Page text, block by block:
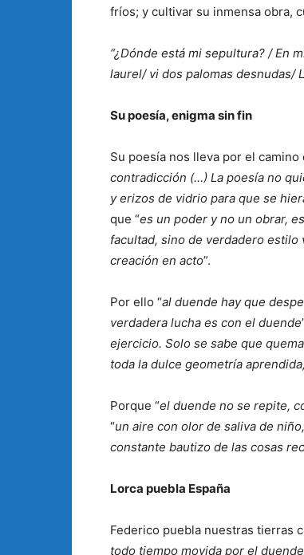
fríos; y cultivar su inmensa obra,
“¿Dónde está mi sepultura? / En
laurel/ vi dos palomas desnudas/
Su poesía, enigma sin fin
Su poesía nos lleva por el
contradicción (…) La poesía no
y erizos de vidrio para que se
que “es un poder y no un obrar,
facultad, sino de verdadero estilo
creación en acto”.
Por ello “al duende hay que
verdadera lucha es con el duende
ejercicio. Solo se sabe que
toda la dulce geometría
Porque “el duende no se repite,
“un aire con olor de saliva de
constante bautizo de las cosas
Lorca puebla España
Federico puebla nuestras tierras
todo tiempo movida por el